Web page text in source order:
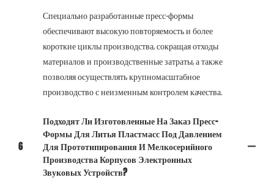
Специально разработанные пресс-формы
обеспечивают высокую повторяемость и более
короткие циклы производства, сокращая отходы
материалов и производственные затраты, а также
позволяя осуществлять крупномасштабное
производство с неизменным контролем качества.
6
Подходят Ли Изготовленные На Заказ Пресс-
Формы Для Литья Пластмасс Под Давлением
Для Прототипирования И Мелкосерийного
Производства Корпусов Электронных
Звуковых Устройств?